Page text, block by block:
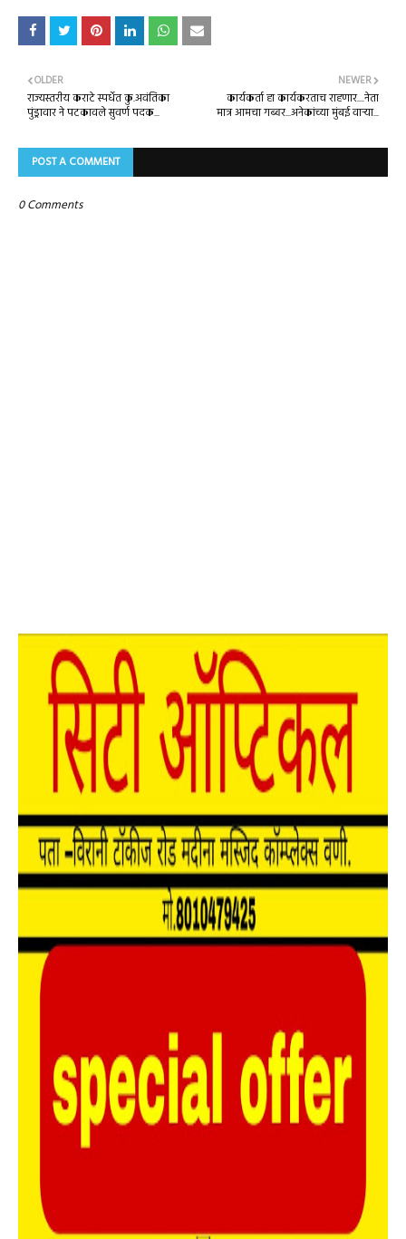
NEWER
कार्यकर्ता हा कार्यकरताच राहणार....नेता
मात्र आमचा गब्बर...अनेकांच्या मुंबई वाऱ्या...
OLDER
राज्यस्तरीय कराटे स्पर्धेत कु.अवंतिका
पुंड्रावार ने पटकावले सुवर्ण पदक...
POST A COMMENT
0 Comments